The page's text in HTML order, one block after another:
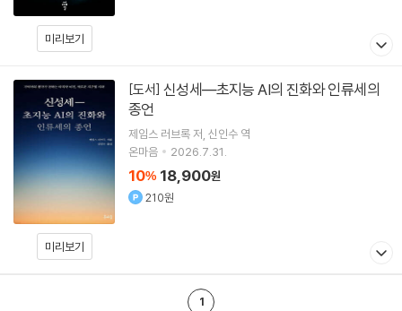
미리보기
미리보기
[도서]
종언
제임스 러브록저 신인수 역
온마음
2026.7.31.
10% 18,900원
210원
1